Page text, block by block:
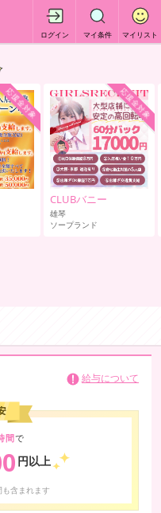
ログイン マイ条件 マイリスト
応援金対象 応援金対象
CLUBバニー
雄琴
ソープランド
給与について
間で
円以上
含まれます